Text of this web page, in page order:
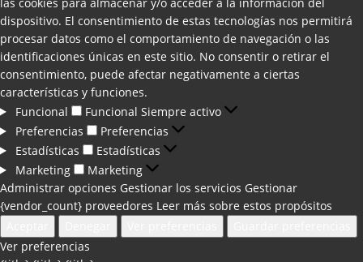
dispositivo. El consentimiento de estas tecnologías nos permitirá
procesar datos como el comportamiento de navegación o las
identificaciones únicas en este sitio. No consentir o retirar el
consentimiento, puede afectar negativamente a ciertas
características y funciones.
Funcional
Funcional Siempre activo
Preferencias
Preferencias
Estadísticas
Estadísticas
Marketing
Marketing
Administrar opciones Gestionar los servicios Gestionar
{vendor_count} proveedores Leer más sobre estos propósitos
Ver preferencias